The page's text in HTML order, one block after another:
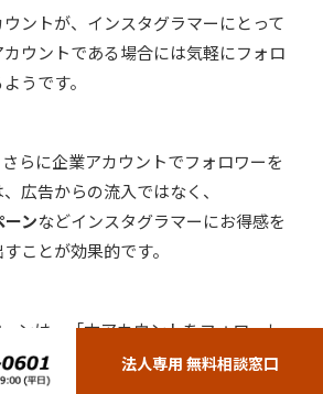
ントが、インスタグラマーにとって
ウントである場合には気軽にフォロ
うです。
らに企業アカウントでフォロワーを
広告からの流入ではなく、
ンなどインスタグラマーにお得感を
ことが効果的です。
ンは、「本アカウントをフォローし
○○をプレゼント」といった具合で、
増やすことに長けています。
法人専用 無料相談窓口